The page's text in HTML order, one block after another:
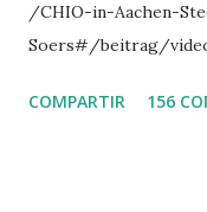
/CHIO-in-Aachen-
Soers#/beitrag/
COMPARTIR 156